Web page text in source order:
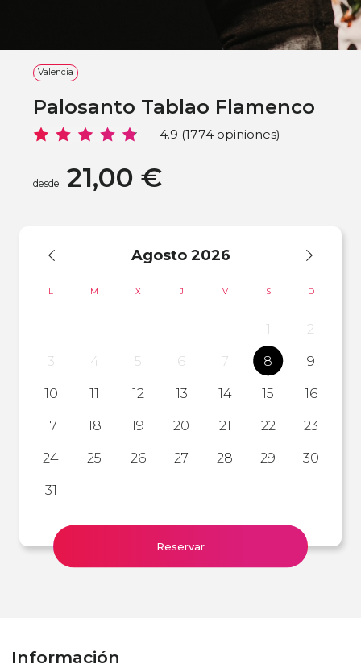
Valencia
Palosanto Tablao Flamenco
4.9 (1774 opiniones)
desde 21,00 €
Agosto 2026
L M X J V S D
1
2
3
4 5 6 7 8
9
10
11 12 13 14 15
16
17
18 19 20 21 22
23
24
25 26 27 28 29
30
31
Reservar
Información